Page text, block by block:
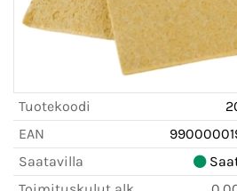
Tuotekoodi
EAN
Saatavilla